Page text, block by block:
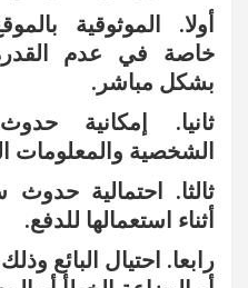
أولا. الموثوقية
خاصة في عدم
بشكل مباشر.
ثانيا. إمكانية
الشخصية والمعلومات
ثالثا. احتمالية حدوث
أثناء استعمالها للدفع.
رابعا. احتيال البائع